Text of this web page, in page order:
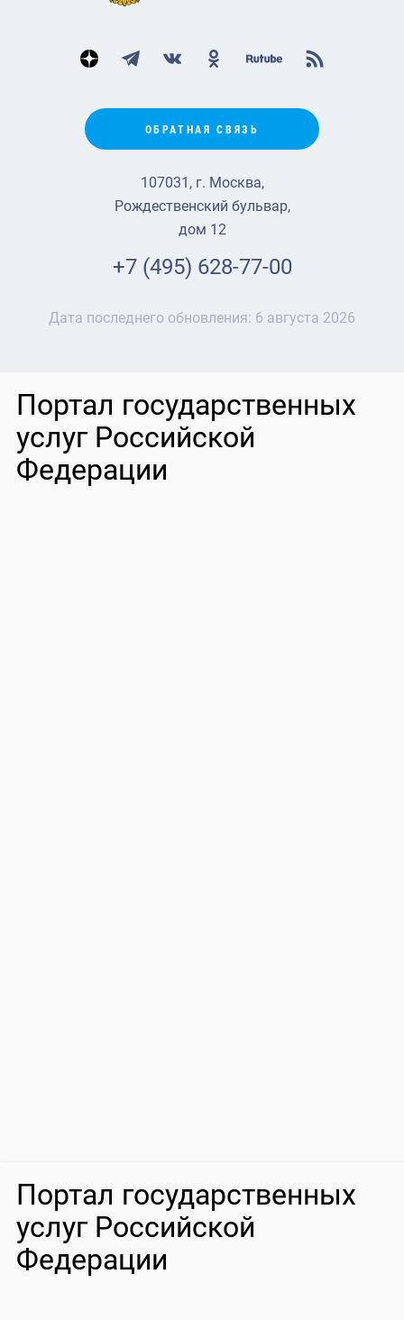
ОБРАТНАЯ СВЯЗЬ
107031, г. Москва,
Рождественский бульвар,
дом 12
+7 (495) 628-77-00
Дата последнего обновления: 6 августа 2026
Портал государственных
услуг Российской
Федерации
Портал государственных
услуг Российской
Федерации